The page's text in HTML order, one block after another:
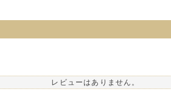
レビューはありません。